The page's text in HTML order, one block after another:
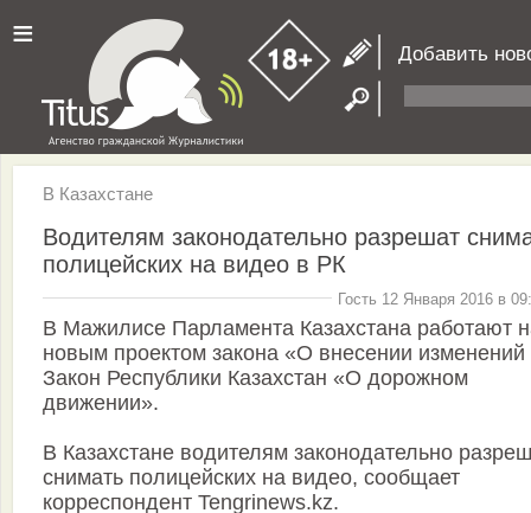
≡ Добавить
В Казахстане
Водителям законодательно разрешат
полицейских на видео в РК
Гость 12 Января 2016 в
В Мажилисе Парламента Казахстана работают
новым проектом закона «О внесении изменений
Закон Республики Казахстан «О дорожном
движении».
В Казахстане водителям законодательно
снимать полицейских на видео, сообщает
корреспондент Tengrinews.kz.